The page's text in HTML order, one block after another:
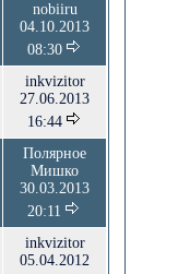
nobiiru
04.10.2013
08:30
inkvizitor
27.06.2013
16:44
Полярное
Мишко
30.03.2013
20:11
inkvizitor
05.04.2012